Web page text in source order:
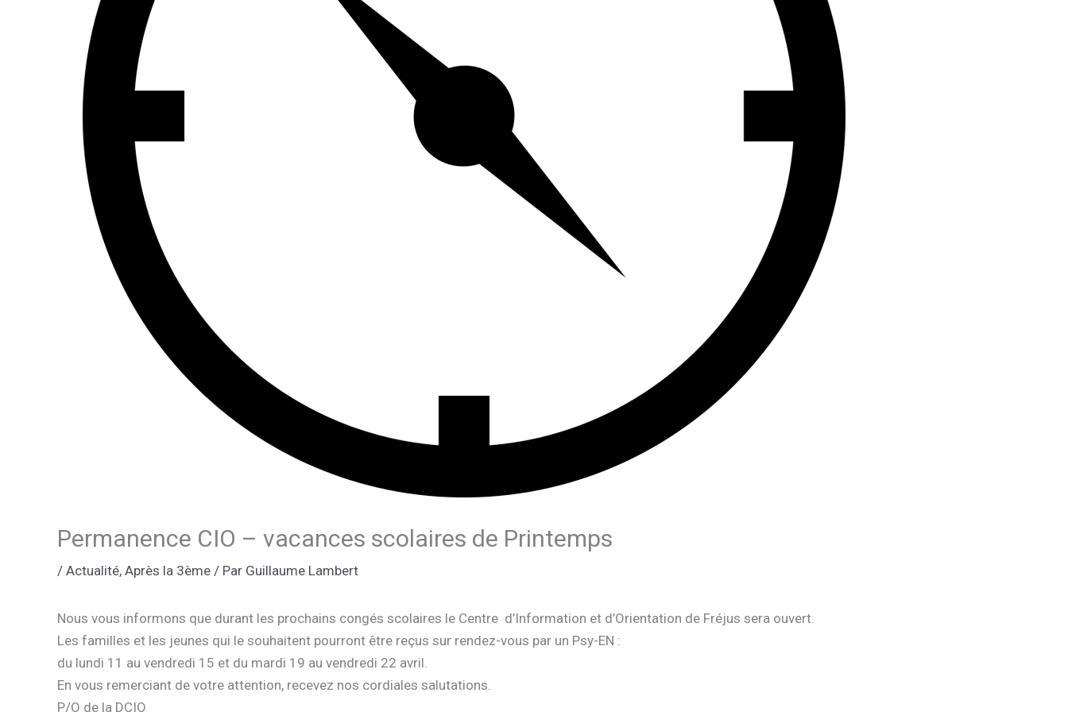
Permanence CIO – vacances scolaires de Printemps
/ Actualité, Après la 3ème / Par Guillaume Lambert
Nous vous informons que durant les prochains congés scolaires le Centre d’Information et d’Orientation de Fréjus sera ouvert.
Les familles et les jeunes qui le souhaitent pourront être reçus sur rendez-vous par un Psy-EN :
du lundi 11 au vendredi 15 et du mardi 19 au vendredi 22 avril.
En vous remerciant de votre attention, recevez nos cordiales salutations.
P/O de la DCIO